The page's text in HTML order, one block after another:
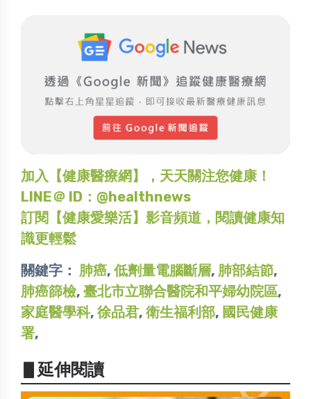
加入【健康醫療網】，天天關注您健康！
LINE＠ ID：@healthnews
訂閱【健康愛樂活】影音頻道，閱讀健康知
識更輕鬆
關鍵字： 肺癌, 低劑量電腦斷層, 肺部結節,
肺癌篩檢, 臺北市立聯合醫院和平婦幼院區,
家庭醫學科, 徐品君, 衛生福利部, 國民健康
署,
▋延伸閱讀